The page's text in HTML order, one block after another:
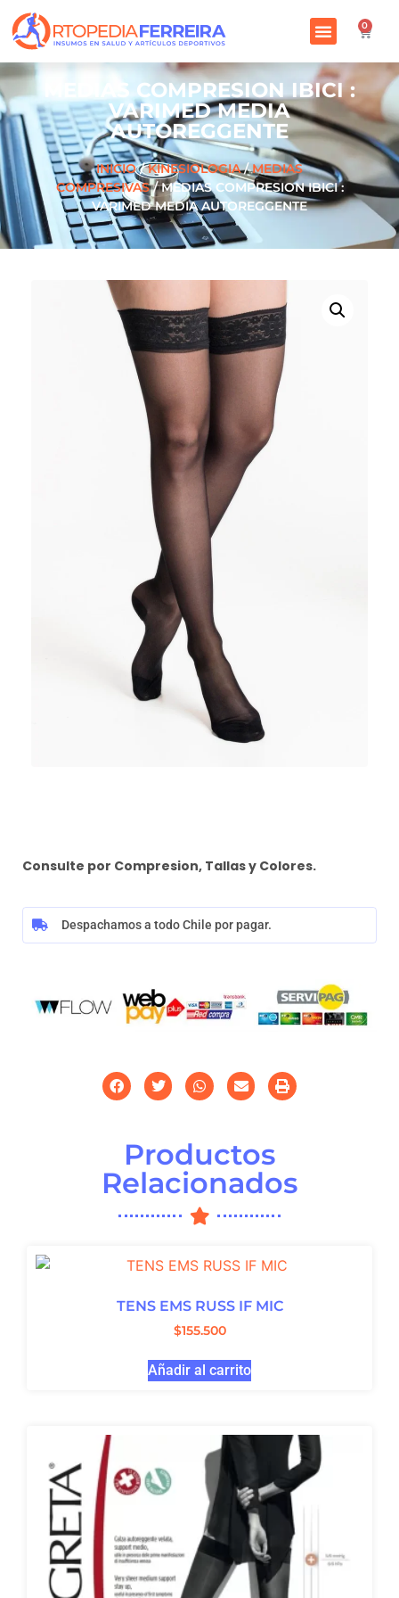
0
MEDIAS COMPRESION IBICI :
VARIMED MEDIA
AUTOREGGENTE
INICIO/KINESIOLOGIA/MEDIAS
COMPRESIVAS/ MEDIAS COMPRESION IBICI :
VARIMED MEDIA AUTOREGGENTE
Consulte por Compresion, Tallas y Colores.
Despachamos a todo Chile por pagar.
Productos
Relacionados
TENS EMS RUSS IF MIC
$155.500
Añadir al carrito